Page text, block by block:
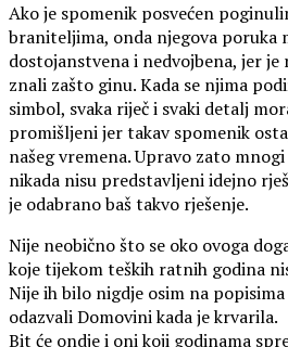
Ako je spomenik posvećen
braniteljima, onda njegova poruka
dostojanstvena i nedvojbena, jer je
znali zašto ginu. Kada se njima
simbol, svaka riječ i svaki detalj
promišljeni jer takav spomenik
našeg vremena. Upravo zato
nikada nisu predstavljeni idejno
je odabrano baš takvo rješenje.
Nije neobično što se oko ovoga
koje tijekom teških ratnih godina
Nije ih bilo nigdje osim na
odazvali Domovini kada je krvarila.
Bit će ondje i oni koji godinama